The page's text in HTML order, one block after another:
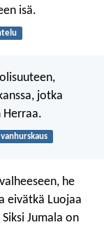
isä.
jotka
Herraa.
vanhurskaus
he
eivätkä Luojaa
Jumala on